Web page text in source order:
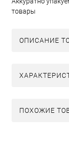
товары
ОПИСАНИЕ
ПОХОЖИЕ